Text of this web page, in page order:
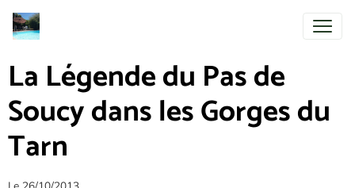
La Légende du Pas de
Soucy dans les Gorges du
Tarn
Le 26/10/2013